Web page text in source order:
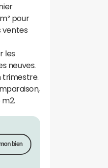
pour
ventes
les
neuves.
trimestre.
bien